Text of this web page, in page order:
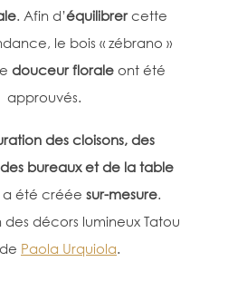
. Afin d’équilibrercette
le bois « zébrano »
douceur florale ont été
approuvés.
des cloisons, des
bureaux et de la table
a été créée sur-mesure.
des décors lumineux Tatou
Paola Urquiola.